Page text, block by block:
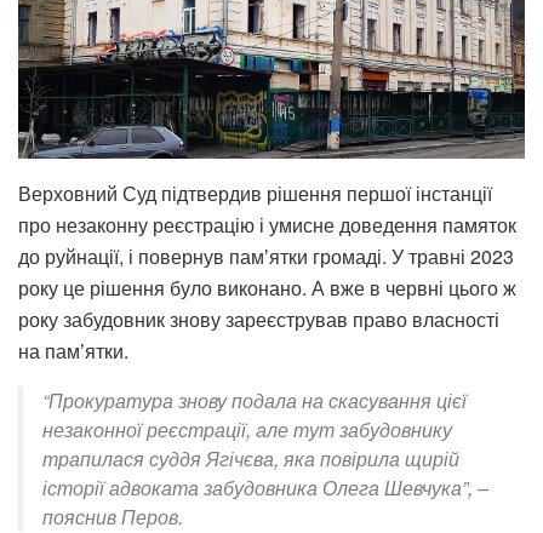
Верховний Суд підтвердив рішення першої інстанції
про незаконну реєстрацію і умисне доведення памяток
до руйнації, і повернув памʼятки громаді. У травні 2023
року це рішення було виконано. А вже в червні цього ж
року забудовник знову зареєстрував право власності
на памʼятки.
“Прокуратура знову подала на скасування цієї
незаконної реєстрації, але тут забудовнику
трапилася суддя Ягічєва, яка повірила щирій
історії адвоката забудовника Олега Шевчука”, –
пояснив Перов.